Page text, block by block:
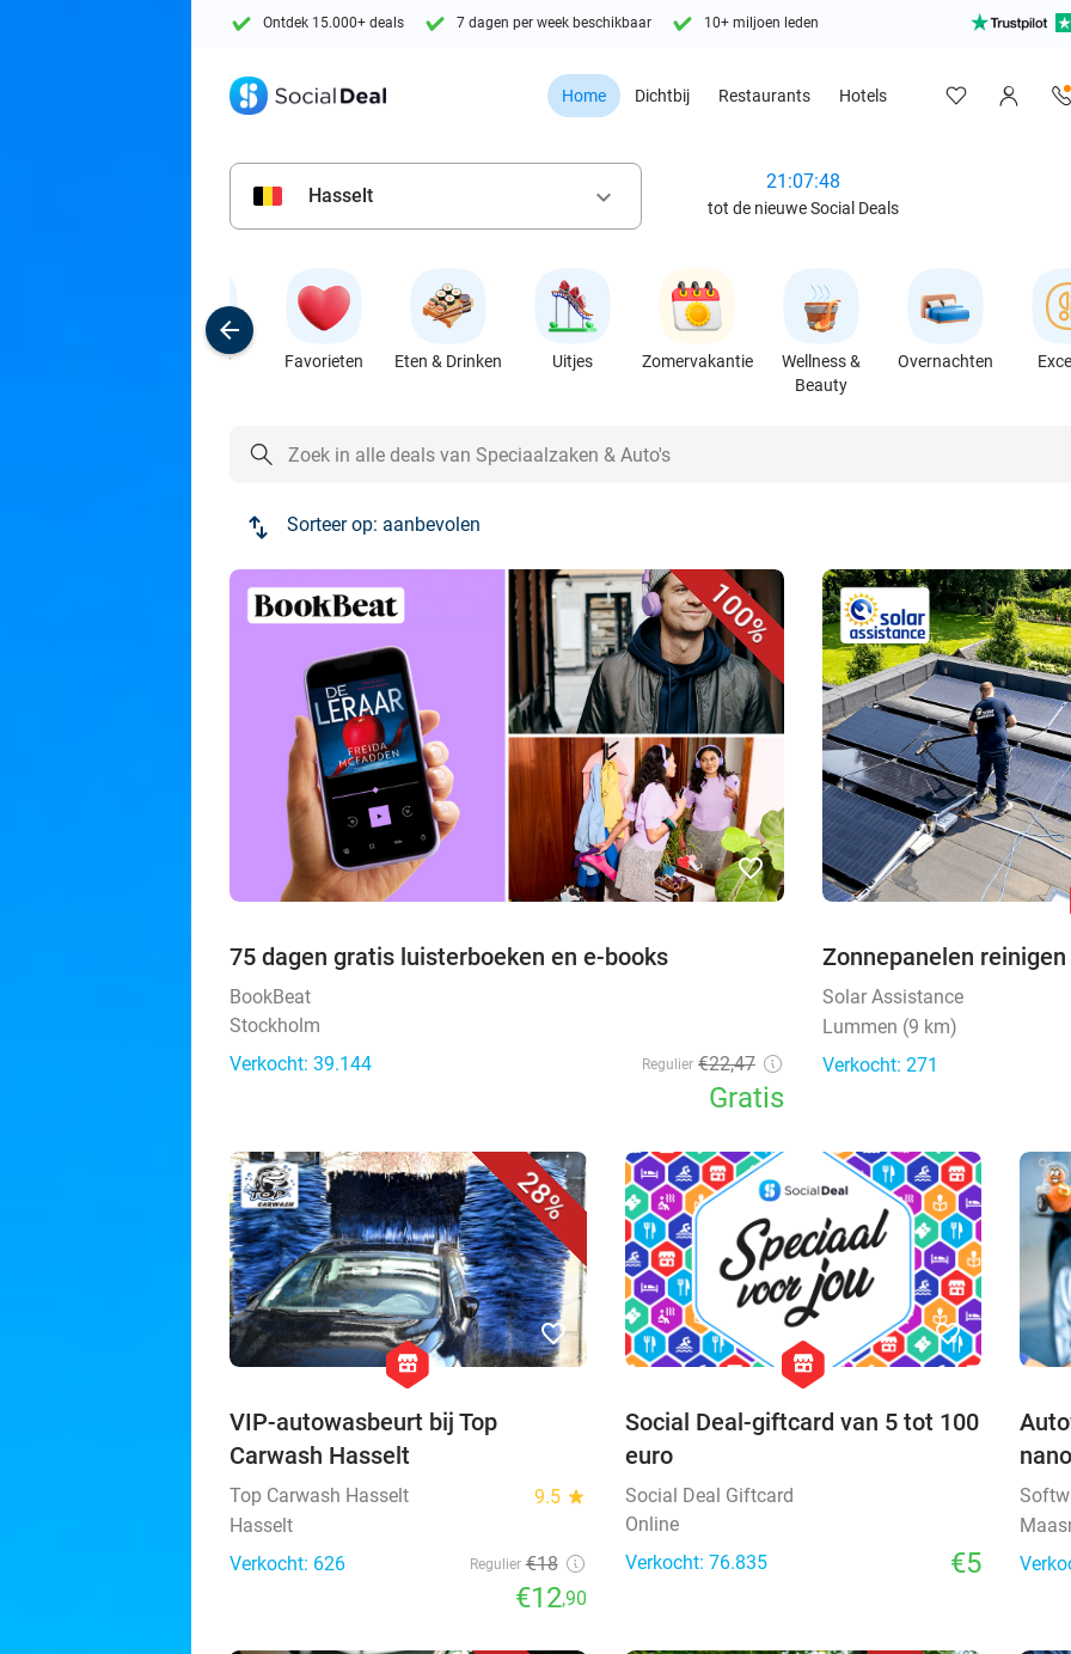
Ontdek 15.000+ deals 7 dagen per week beschikbaar 10+ miljoen leden
Home Dichtbij Restaurants Hotels
Hasselt keyboard_arrow_down
21:07:46
tot de nieuwe Social Deals
Populair Favorieten Eten & Drinken Uitjes Zomervakantie
Wellness &
Beauty
Overnachten
Sorteer op: aanbevolen
100%
favorite_border
75 dagen gratis luisterboeken en e-books
BookBeat
Stockholm
Verkocht: 39.144
Regulier €22,47
Gratis
Zonnepanelen reinigen
Solar Assistance
Lummen (9 km)
Verkocht: 271
28%
favorite_border
hexagon
store
VIP-autowasbeurt bij Top
Carwash Hasselt
Top Carwash Hasselt 9.5 star
Hasselt
Verkocht: 626
Regulier €18
€12,90
favorite_border
hexagon
store
Social Deal-giftcard van 5 tot 100
euro
Social Deal Giftcard
Online
Verkocht: 76.835
€5